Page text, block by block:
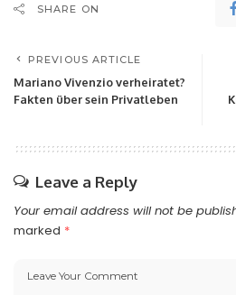
SHARE ON
PREVIOUS ARTICLE
Mariano Vivenzio verheiratet?
Fakten über sein Privatleben
Leave a Reply
Your email address will not be
marked *